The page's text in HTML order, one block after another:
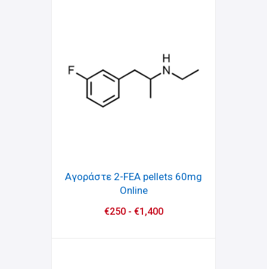
Αγοράστε 2-FEA pellets 60mg
Online
€250- €1,400